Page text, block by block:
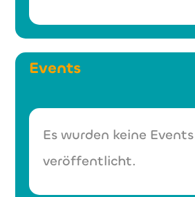
Events
Es wurden keine Events
veröffentlicht.